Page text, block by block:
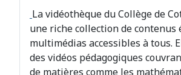
La vidéothèque du Collège de
une riche collection de contenus
multimédias accessibles à tous.
des vidéos pédagogiques
de matières comme les